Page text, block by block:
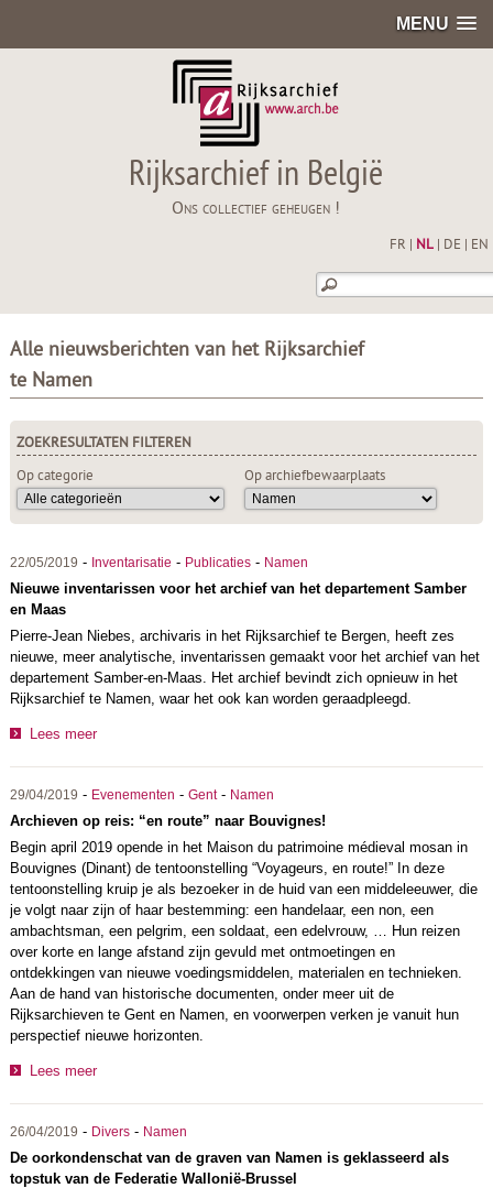
MENU
Rijksarchief in België
Ons collectief geheugen !
FR NL| DE EN
Alle nieuwsberichten van het Rijksarchief
te Namen
ZOEKRESULTATEN FILTEREN
Op categorie
Op archiefbewaarplaats
22/05/2019 - Inventarisatie - Publicaties- Namen
Nieuwe inventarissen voor het archief van het departement Samber
en Maas
Pierre-Jean Niebes, archivaris in het Rijksarchief te Bergen, heeft zes
nieuwe, meer analytische, inventarissen gemaakt voor het archief van het
departement Samber-en-Maas. Het archief bevindt zich opnieuw in het
Rijksarchief te Namen, waar het ook kan worden geraadpleegd.
Lees meer
29/04/2019 - Evenementen - Gent- Namen
Archieven op reis: “en route” naar Bouvignes!
Begin april 2019 opende in het Maison du patrimoine médieval mosan in
Bouvignes (Dinant) de tentoonstelling “Voyageurs, en route!” In deze
tentoonstelling kruip je als bezoeker in de huid van een middeleeuwer, die
je volgt naar zijn of haar bestemming: een handelaar, een non, een
ambachtsman, een pelgrim, een soldaat, een edelvrouw, … Hun reizen
over korte en lange afstand zijn gevuld met ontmoetingen en
ontdekkingen van nieuwe voedingsmiddelen, materialen en technieken.
Aan de hand van historische documenten, onder meer uit de
Rijksarchieven te Gent en Namen, en voorwerpen verken je vanuit hun
perspectief nieuwe horizonten.
Lees meer
26/04/2019 - Divers- Namen
De oorkondenschat van de graven van Namen is geklasseerd als
topstuk van de Federatie Wallonië-Brussel